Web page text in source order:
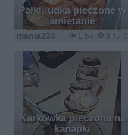
Pałki, udka pieczone w
śmietanie
1.5k 3 0
mania233
Karkówka pieczona na
kanapki